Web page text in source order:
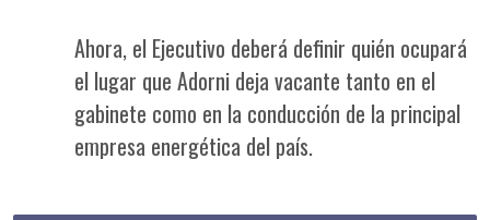
Ahora, el Ejecutivo deberá definir quién ocupará
el lugar que Adorni deja vacante tanto en el
gabinete como en la conducción de la principal
empresa energética del país.